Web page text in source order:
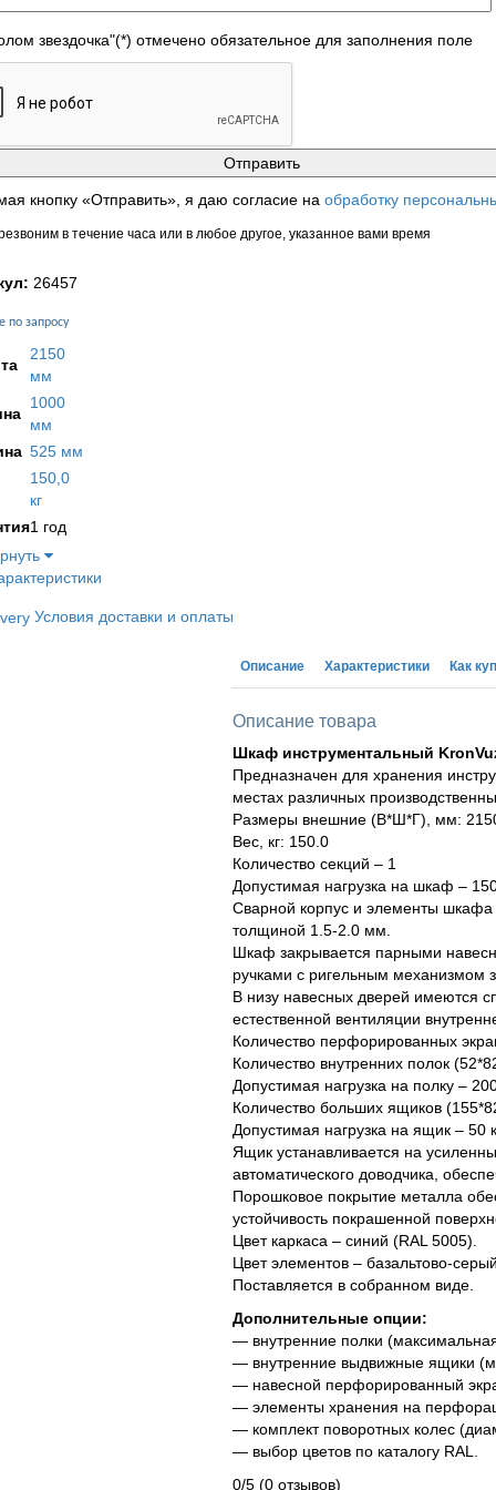
звездочка"(*) отмечено обязательное для заполнения поле
кнопку «Отправить», я даю согласие на обработку
в течение часа или в любое другое, указанное вами время
26457
по запросу
2150
мм
1000
мм
525 мм
150,0
кг
1 год
Условия доставки и оплаты
Описание Характеристики Как
Описание товара
Шкаф инструментальный
Предназначен для хранения
местах различных
Размеры внешние (В*Ш*Г), мм:
Вес, кг: 150.0
Количество секций – 1
Допустимая нагрузка на шкаф –
Сварной корпус и элементы шкафа
толщиной 1.5-2.0 мм.
Шкаф закрывается парными
ручками с ригельным механизмом
В низу навесных дверей имеются
естественной вентиляции
Количество перфорированных
Количество внутренних полок
Допустимая нагрузка на полку – 200
Количество больших ящиков
Допустимая нагрузка на ящик – 50
Ящик устанавливается на
автоматического доводчика,
Порошковое покрытие металла
устойчивость покрашенной
Цвет каркаса – синий (RAL 5005).
Цвет элементов – базальтово-
Поставляется в собранном виде.
Дополнительные опции:
— внутренние полки (максимальная
— внутренние выдвижные ящики
— навесной перфорированный
— элементы хранения на
— комплект поворотных колес
— выбор цветов по каталогу RAL.
0/5 (0 отзывов)